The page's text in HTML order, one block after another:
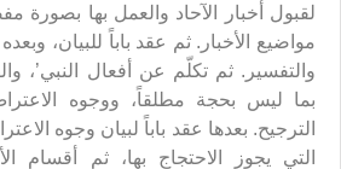
لقبول أخبار الآحاد والعمل بها بصورة
مواضيع الأخبار. ثم عقد باباً للبيان،
والتفسير. ثم تكلّم عن أفعال النبي’،
بما ليس بحجة مطلقاً، ووجوه
الترجيح. بعدها عقد باباً لبيان وجوه
التي يجوز الاحتجاج بها، ثم أقسام